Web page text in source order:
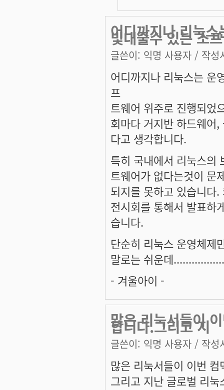
어디까지나 리눅
빛내줄수 있는 소프
글쓴이: 익명 사용자 / 작성
어디까지나 리눅스는 운
프
트웨어 위주로 진행되었
회마다 거지반 하드웨어
다고 생각합니다.
특히 국내에서 리눅스의
트웨어가 없다는것이 문
되지를 못하고 있습니다
전시회를 통해서 발표하
습니다.
단순히 리눅스 운영체제
말로는 쉬운데.................
- 겨울아이 -
많은 리눅서들이
합니다.그리고 지
글쓴이: 익명 사용자 / 작성
많은 리눅서들이 이번
그리고 지난 글로벌 리